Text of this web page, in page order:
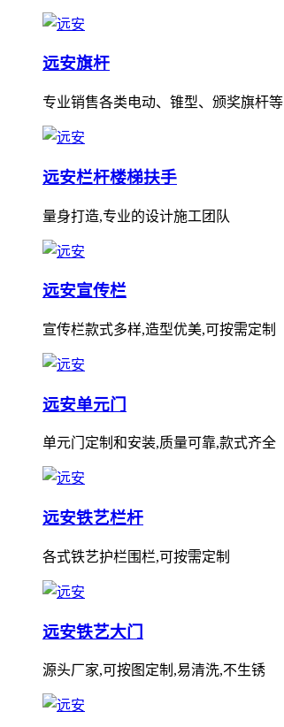
远安旗杆
专业销售各类电动、锥型、颁奖旗杆等
远安栏杆楼梯扶手
量身打造,专业的设计施工团队
远安宣传栏
宣传栏款式多样,造型优美,可按需定制
远安单元门
单元门定制和安装,质量可靠,款式齐全
远安铁艺栏杆
各式铁艺护栏围栏,可按需定制
远安铁艺大门
源头厂家,可按图定制,易清洗,不生锈